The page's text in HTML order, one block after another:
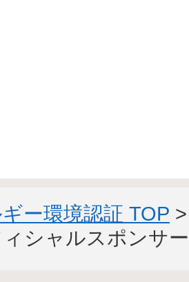
ー環境認証 TOP
シャルスポンサ